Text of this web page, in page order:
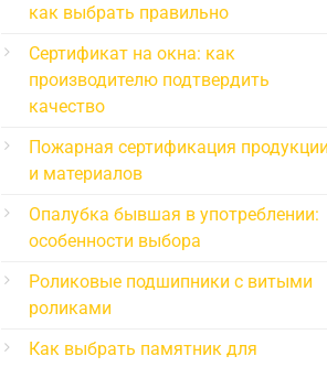
как выбрать правильно
Сертификат на окна: как
производителю подтвердить
качество
Пожарная сертификация продукции
и материалов
Опалубка бывшая в употреблении:
особенности выбора
Роликовые подшипники с витыми
роликами
Как выбрать памятник для